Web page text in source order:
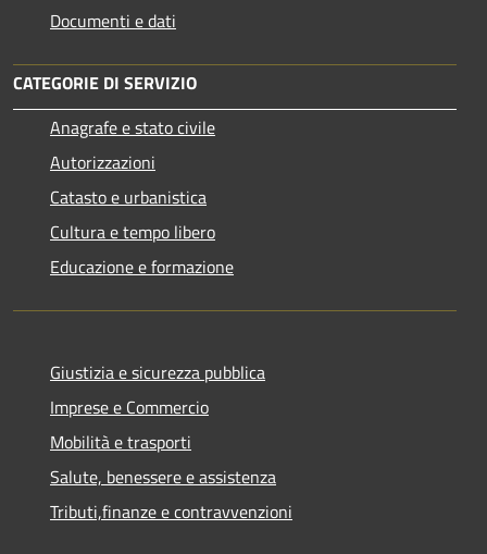
Documenti e dati
CATEGORIE DI SERVIZIO
Anagrafe e stato civile
Autorizzazioni
Catasto e urbanistica
Cultura e tempo libero
Educazione e formazione
Giustizia e sicurezza pubblica
Imprese e Commercio
Mobilità e trasporti
Salute, benessere e assistenza
Tributi,finanze e contravvenzioni